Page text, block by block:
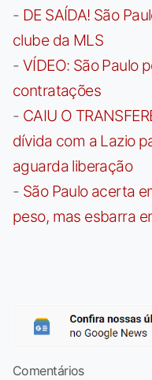
- DE SAÍDA! São
clube da MLS
- VÍDEO: São Paulo
contratações
- CAIU O
dívida com a Lazio
aguarda liberação
- São Paulo acerta
peso, mas esbarra
Comentários